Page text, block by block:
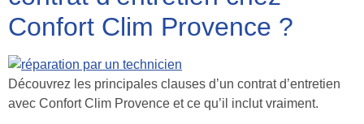
Confort Clim Provence ?
Découvrez les principales clauses d’un contrat d’entretien
avec Confort Clim Provence et ce qu’il inclut vraiment.